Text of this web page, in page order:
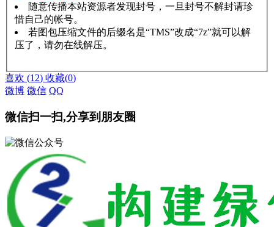
随意传播本站资源者发现封号，一旦封号不解封请珍
惜自己的帐号。
若图包压缩文件的后缀名是“TMS”改成“7z”就可以解
压了，请勿在线解压。
喜欢 (12) 收藏(0)
微博 微信 QQ
微信扫一扫,分享到朋友圈